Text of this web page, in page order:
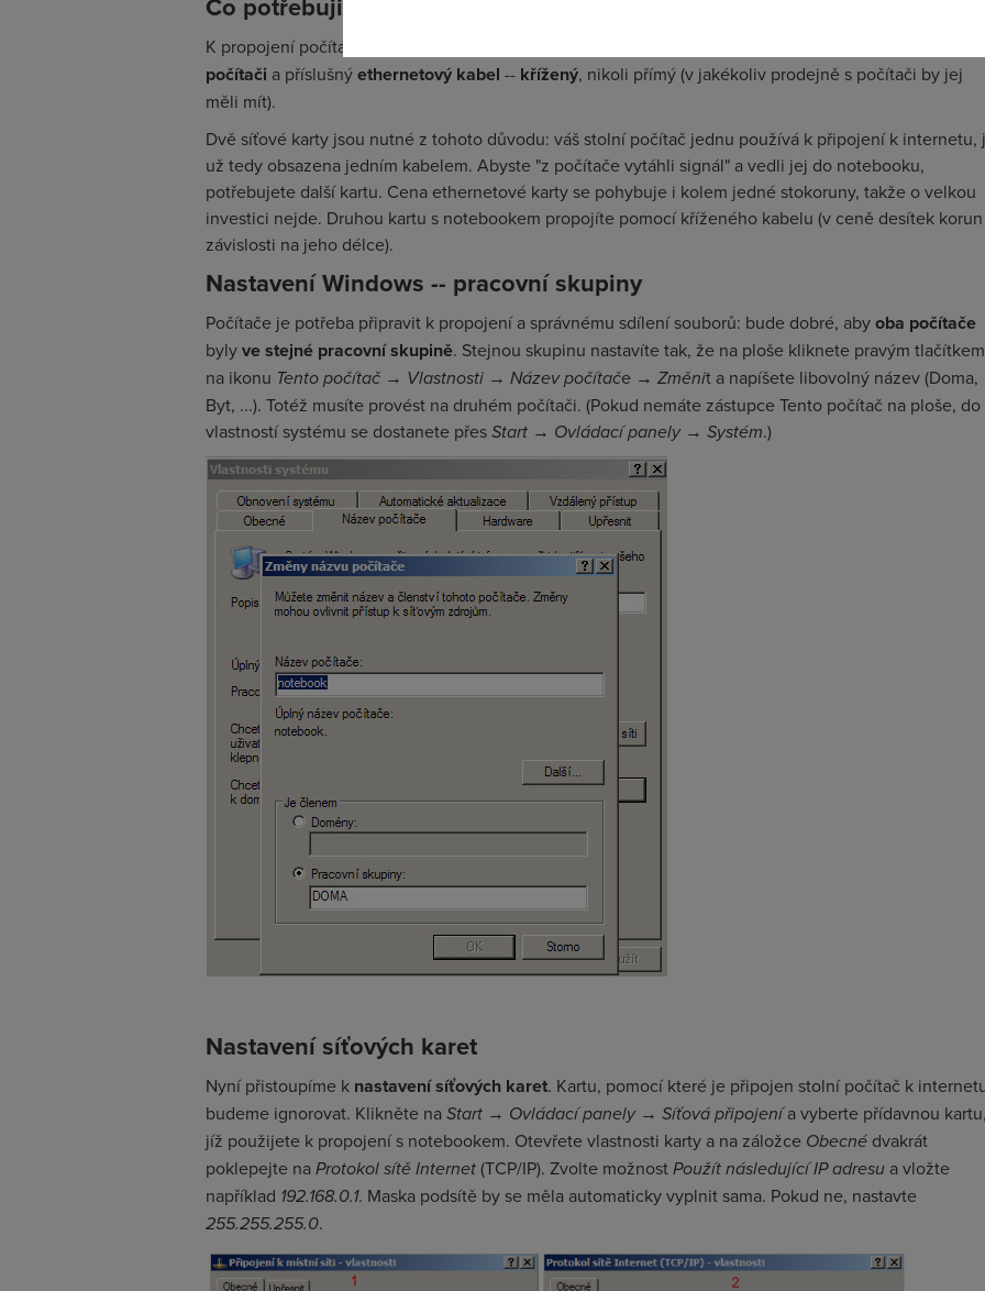
K propojení počítačů a sdílení dat a internetu potřebujete dvě věci:
počítači a příslušnýethernetový kabel -- křížený, nikoli přímý (v jakékoliv prodejně s počítači by jej
měli mít).
Dvě síťové karty jsou nutné z tohoto důvodu: váš stolní počítač jednu používá k připojení k internetu,
už tedy obsazena jedním kabelem. Abyste "z počítače vytáhli signál" a vedli jej do notebooku,
potřebujete další kartu. Cena ethernetové karty se pohybuje i kolem jedné stokoruny, takže o velkou
investici nejde. Druhou kartu s notebookem propojíte pomocí kříženého kabelu (v ceně desítek
závislosti na jeho délce).
Nastavení Windows -- pracovní skupiny
Počítače je potřeba připravit k propojení a správnému sdílení souborů: bude dobré, abyoba počítače
bylyve stejné pracovní skupině. Stejnou skupinu nastavíte tak, že na ploše kliknete pravým tlačítkem
na ikonu Tento počítač → Vlastnosti → Název počítače → Změnit a napíšete libovolný název (Doma,
Byt, ...). Totéž musíte provést na druhém počítači. (Pokud nemáte zástupce Tento počítač na ploše, do
vlastností systému se dostanete přesStart → Ovládací panely→ Systém.)
Nastavení síťových karet
Nyní přistoupíme k nastavení síťových karet. Kartu, pomocí které je připojen stolní počítač k
budeme ignorovat. Klikněte naStart → Ovládací panely→ Síťová připojenía vyberte přídavnou
jíž použijete k propojení s notebookem. Otevřete vlastnosti karty a na záložce Obecné dvakrát
poklepejte naProtokol sítě Internet(TCP/IP). Zvolte možnostPoužít následující IP adresu a vložte
například 192.168.0.1. Maska podsítě by se měla automaticky vyplnit sama. Pokud ne, nastavte
255.255.255.0.